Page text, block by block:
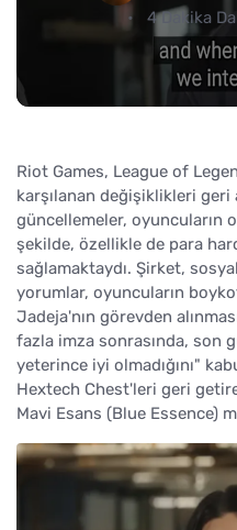
4 Dakika
Riot Games, League of
karşılanan değişiklikleri geri
güncellemeler, oyuncuların
şekilde, özellikle de para
sağlamaktaydı. Şirket,
yorumlar, oyuncuların
Jadeja'nın görevden
fazla imza sonrasında, son
yeterince iyi olmadığını"
Hextech Chest'leri geri
Mavi Esans (Blue Essence)